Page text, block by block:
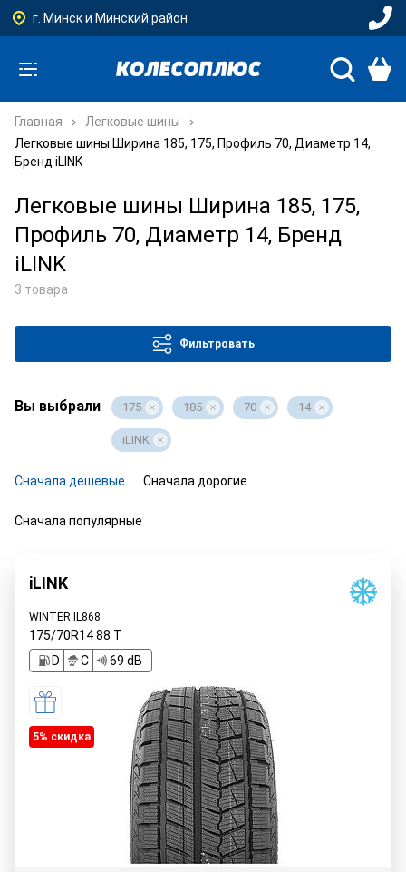
г. Минск и Минский район
Главная
Легковые шины
Легковые шины Ширина 185, 175, Профиль 70, Диаметр 14,
Бренд iLINK
Легковые шины Ширина 185, 175,
Профиль 70, Диаметр 14, Бренд
iLINK
3 товара
Фильтровать
Вы выбрали 175 185 70 14
iLINK
Сначала дешевые Сначала дорогие
Сначала популярные
iLINK
WINTER IL868
175/70R1488 T
D
C 69 dB
5% cкидка